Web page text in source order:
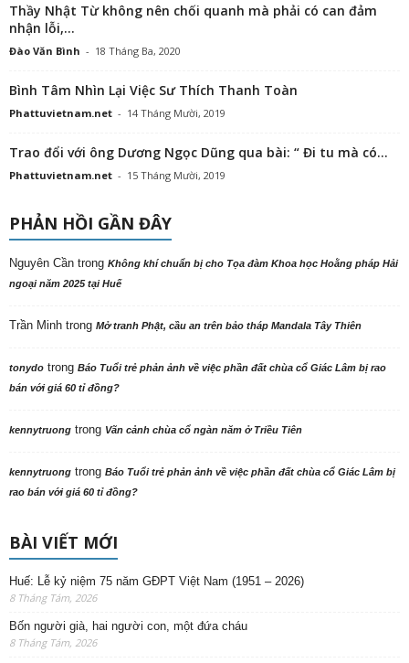
Thầy Nhật Từ không nên chối quanh mà phải có can đảm
nhận lỗi,...
Đào Văn Bình - 18 Tháng Ba, 2020
Bình Tâm Nhìn Lại Việc Sư Thích Thanh Toàn
Phattuvietnam.net - 14 Tháng Mười, 2019
Trao đổi với ông Dương Ngọc Dũng qua bài: “ Đi tu mà có...
Phattuvietnam.net - 15 Tháng Mười, 2019
PHẢN HỒI GẦN ĐÂY
Nguyên Cần trong Không khí chuẩn bị cho Tọa đàm Khoa học Hoằng pháp Hải
ngoại năm 2025 tại Huế
Trần Minh trong Mở tranh Phật, cầu an trên bảo tháp Mandala Tây Thiên
tonydo trong Báo Tuổi trẻ phản ảnh về việc phần đất chùa cổ Giác Lâm bị rao
bán với giá 60 tỉ đồng?
kennytruong trong Vãn cảnh chùa cổ ngàn năm ở Triều Tiên
kennytruong trong Báo Tuổi trẻ phản ảnh về việc phần đất chùa cổ Giác Lâm bị
rao bán với giá 60 tỉ đồng?
BÀI VIẾT MỚI
Huế: Lễ kỷ niệm 75 năm GĐPT Việt Nam (1951 – 2026)
8 Tháng Tám, 2026
Bốn người già, hai người con, một đứa cháu
8 Tháng Tám, 2026